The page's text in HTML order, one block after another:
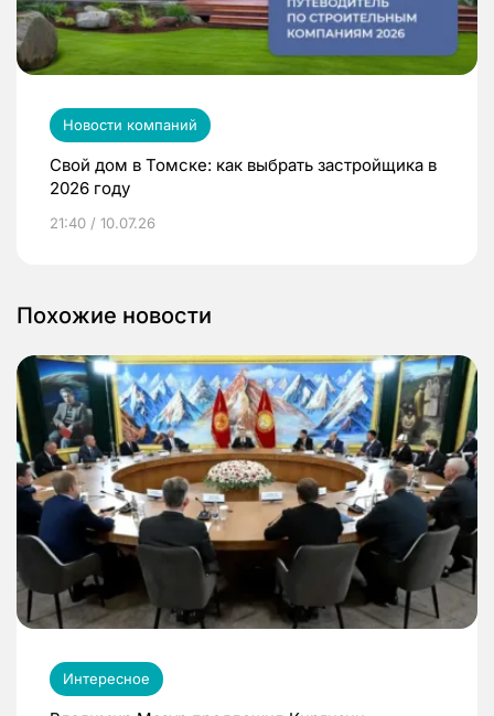
Новости компаний
Свой дом в Томске: как выбрать застройщика в
2026 году
21:40 / 10.07.26
Похожие новости
Интересное